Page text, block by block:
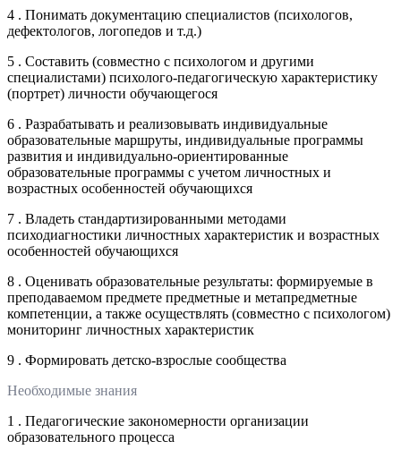
4 . Понимать документацию специалистов (психологов,
дефектологов, логопедов и т.д.)
5 . Составить (совместно с психологом и другими
специалистами) психолого-педагогическую характеристику
(портрет) личности обучающегося
6 . Разрабатывать и реализовывать индивидуальные
образовательные маршруты, индивидуальные программы
развития и индивидуально-ориентированные
образовательные программы с учетом личностных и
возрастных особенностей обучающихся
7 . Владеть стандартизированными методами
психодиагностики личностных характеристик и возрастных
особенностей обучающихся
8 . Оценивать образовательные результаты: формируемые в
преподаваемом предмете предметные и метапредметные
компетенции, а также осуществлять (совместно с психологом)
мониторинг личностных характеристик
9 . Формировать детско-взрослые сообщества
Необходимые знания
1 . Педагогические закономерности организации
образовательного процесса